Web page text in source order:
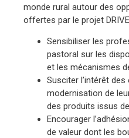
monde rural autour des
offertes par le projet
Sensibiliser les
pastoral sur les
et les mécanismes
Susciter l’intérêt
modernisation de
des produits issus de
Encourager
de valeur dont les